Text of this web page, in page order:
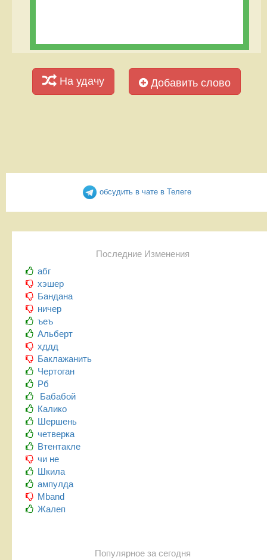
На удачу Добавить слово
обсудить в чате в Телеге
Последние Изменения
абг
хэшер
Бандана
ничер
ъеъ
Альберт
хддд
Баклажанить
Чертоган
Рб
Бабабой
Калико
Шершень
четверка
Втентакле
чи не
Шкила
ампулда
Mband
Жалеп
Популярное за сегодня